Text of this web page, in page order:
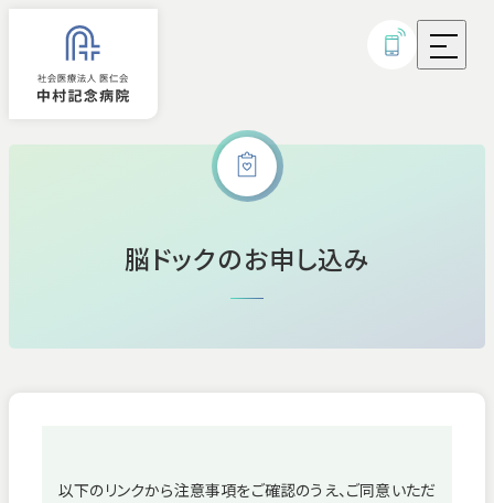
病気・治療について
脳ドックのお申し込み
以下のリンクから注意事項をご確認のうえ、ご同意いただ